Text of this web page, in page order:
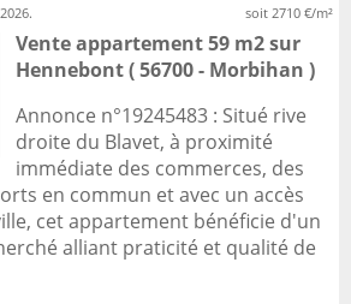
soit 2710 €/m²
Vente appartement 59 m2sur
Hennebont( 56700 - Morbihan )
Annonce n°19245483 : Situé rive
droite du Blavet, à proximité
immédiate des commerces, des
en commun et avec un accès
cet appartement bénéficie d'un
alliant praticité et qualité de